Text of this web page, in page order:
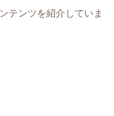
テンツを紹介していま